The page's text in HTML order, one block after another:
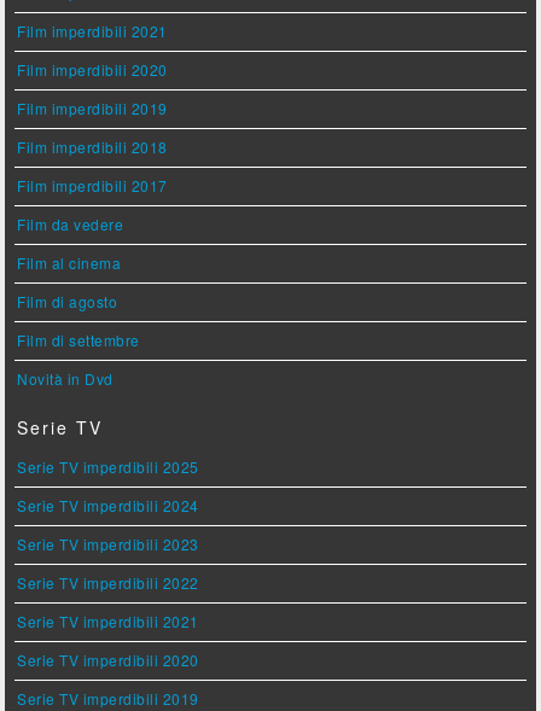
Film imperdibili 2021
Film imperdibili 2020
Film imperdibili 2019
Film imperdibili 2018
Film imperdibili 2017
Film da vedere
Film al cinema
Film di agosto
Film di settembre
Novità in Dvd
Serie TV
Serie TV imperdibili 2025
Serie TV imperdibili 2024
Serie TV imperdibili 2023
Serie TV imperdibili 2022
Serie TV imperdibili 2021
Serie TV imperdibili 2020
Serie TV imperdibili 2019